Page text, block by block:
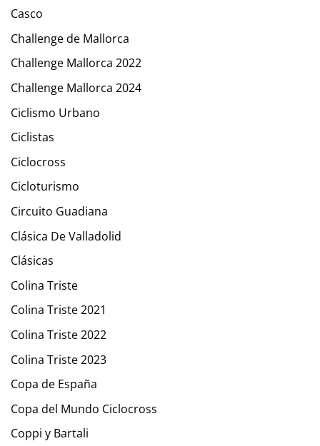
Casco
Challenge de Mallorca
Challenge Mallorca 2022
Challenge Mallorca 2024
Ciclismo Urbano
Ciclistas
Ciclocross
Cicloturismo
Circuito Guadiana
Clásica De Valladolid
Clásicas
Colina Triste
Colina Triste 2021
Colina Triste 2022
Colina Triste 2023
Copa de España
Copa del Mundo Ciclocross
Coppi y Bartali